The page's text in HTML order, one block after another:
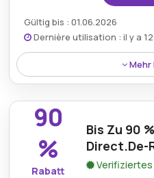
Gültig bis : 01.06.2026
Dernière utilisation : il y a
Mehr
Genießen Sie einen
indem Sie einen
verwenden, die bei Jeans
90
%
Rabatt
Bis Zu 90
Direct.De-